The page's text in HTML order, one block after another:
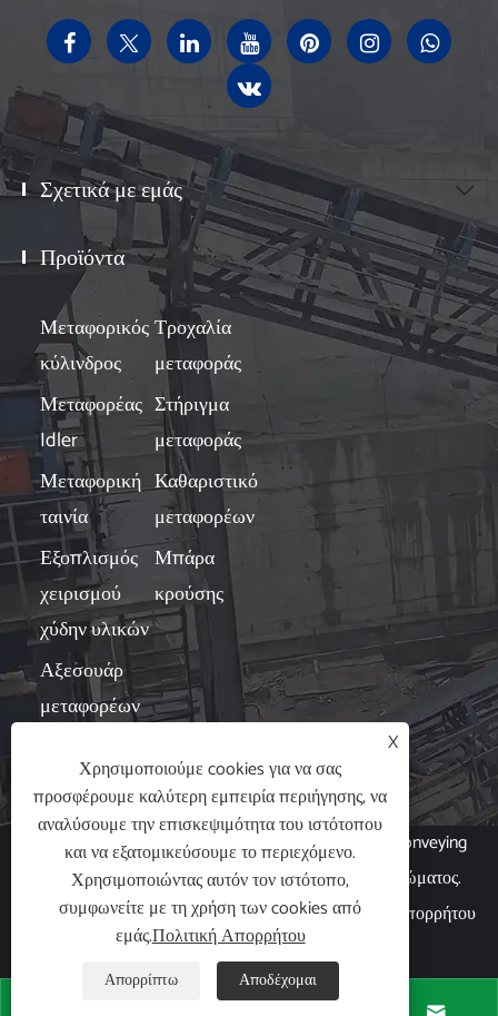
Σχετικά με εμάς 
Προϊόντα 
Μεταφορικός
κύλινδρος
Τροχαλία
μεταφοράς
Μεταφορέας
Idler
Στήριγμα
μεταφοράς
Μεταφορική
ταινία
Καθαριστικό
μεταφορέων
Εξοπλισμός
χειρισμού
χύδην υλικών
Μπάρα
κρούσης
Αξεσουάρ
μεταφορέων

Πνευματικά δικαιώματα © 2024 Hubei Xin Aneng Conveying
Machinery Co., Ltd. Με την επιφύλαξη παντός δικαιώματος.
Links | Sitemap | RSS | XML | Πολιτική Απορρήτου
|
X
Χρησιμοποιούμε cookies για να σας
προσφέρουμε καλύτερη εμπειρία περιήγησης, να
αναλύσουμε την επισκεψιμότητα του ιστότοπου
και να εξατομικεύσουμε το περιεχόμενο.
Χρησιμοποιώντας αυτόν τον ιστότοπο,
συμφωνείτε με τη χρήση των cookies από
εμάς.Πολιτική Απορρήτου
Απορρίπτω Αποδέχομαι